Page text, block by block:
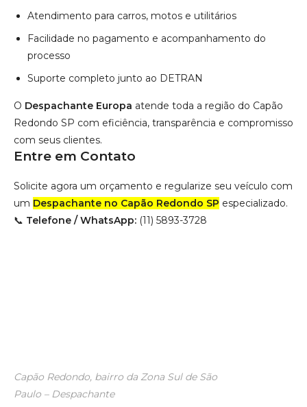
Atendimento para carros, motos e utilitários
Facilidade no pagamento e acompanhamento do
processo
Suporte completo junto ao DETRAN
O Despachante Europa atende toda a região do Capão
Redondo SP com eficiência, transparência e compromisso
com seus clientes.
Entre em Contato
Solicite agora um orçamento e regularize seu veículo com
um Despachante no Capão Redondo SP especializado.
📞 Telefone / WhatsApp: (11) 5893-3728
Capão Redondo, bairro da Zona Sul de São
Paulo – Despachante